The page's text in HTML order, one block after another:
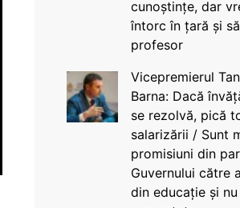
cunoștințe, dar
întorc în țară și
profesor
Vicepremierul
Barna: Dacă
se rezolvă, pică
salarizării / Sunt
promisiuni din
Guvernului către
din educație și